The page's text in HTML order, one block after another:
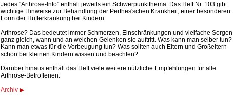
Jedes "Arthrose-Info" enthält jeweils ein Schwerpunktthema. Das Heft Nr. 103 gibt
wichtige Hinweise zur Behandlung der Perthes'schen Krankheit, einer besonderen
Form der Hüfterkrankung bei Kindern.
Arthrose? Das bedeutet immer Schmerzen, Einschränkungen und vielfache
ganz gleich, wann und an welchen Gelenken sie auftritt. Was kann man selber tun?
Kann man etwas für die Vorbeugung tun? Was sollten auch Eltern und Großeltern
schon bei kleinen Kindern wissen und beachten?
Darüber hinaus enthält das Heft viele weitere nützliche Empfehlungen für alle
Arthrose-Betroffenen.
Archiv